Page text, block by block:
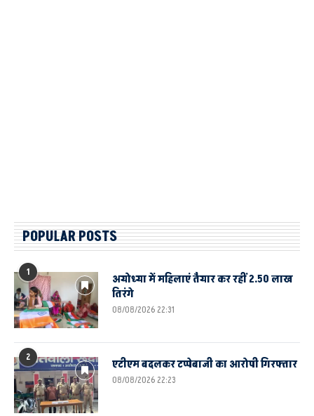
POPULAR POSTS
1
अयोध्या में महिलाएं तैयार कर रहीं 2.50 लाख
तिरंगे
08/08/2026 22:31
2 एटीएम बदलकर टप्पेबाजी का आरोपी गिरफ्तार
08/08/2026 22:23